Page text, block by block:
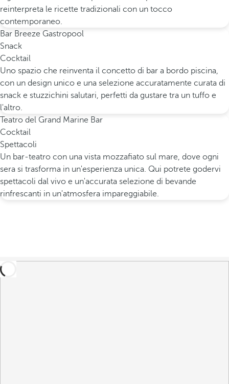
reinterpreta le ricette tradizionali con un tocco
contemporaneo.
Bar Breeze Gastropool
Snack
Cocktail
Uno spazio che reinventa il concetto di bar a bordo piscina,
con un design unico e una selezione accuratamente curata di
snack e stuzzichini salutari, perfetti da gustare tra un tuffo e
l'altro.
Teatro del Grand Marine Bar
Cocktail
Spettacoli
Un bar-teatro con una vista mozzafiato sul mare, dove ogni
sera si trasforma in un'esperienza unica. Qui potrete godervi
spettacoli dal vivo e un'accurata selezione di bevande
rinfrescanti in un'atmosfera impareggiabile.